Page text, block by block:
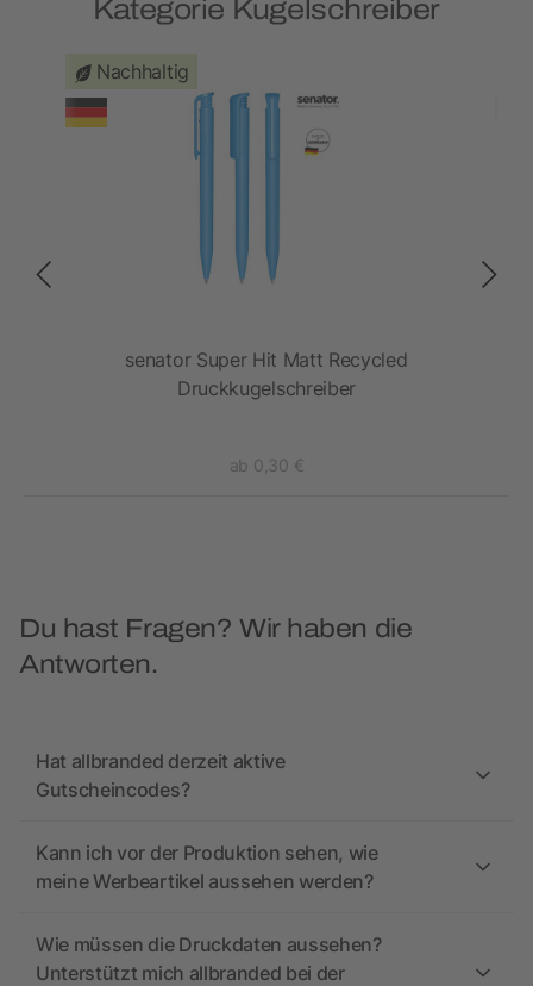
Kategorie Kugelschreiber
Nachhaltig
senator Super Hit Matt Recycled
Druckkugelschreiber
ab 0,30 €
Du hast Fragen? Wir haben die
Antworten.
Hat allbranded derzeit aktive
Gutscheincodes?
Kann ich vor der Produktion sehen, wie
meine Werbeartikel aussehen werden?
Wie müssen die Druckdaten aussehen?
Unterstützt mich allbranded bei der